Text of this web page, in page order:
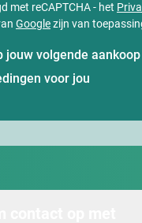
met reCAPTCHA - het
Googlezijn van
jouw volgende aankoop
voor jou